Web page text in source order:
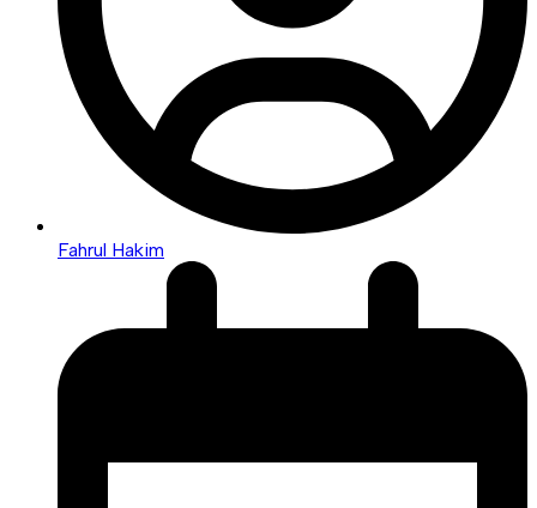
Fahrul Hakim